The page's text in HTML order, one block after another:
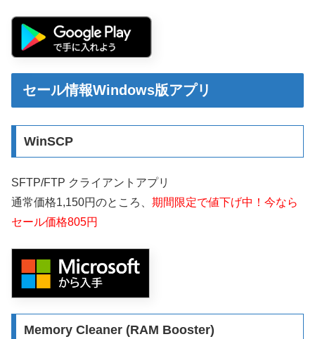
セール情報Windows版アプリ
WinSCP
SFTP/FTP クライアントアプリ
通常価格1,150円のところ、 期間限定で値下げ中！今なら
セール価格805円
Memory Cleaner (RAM Booster)